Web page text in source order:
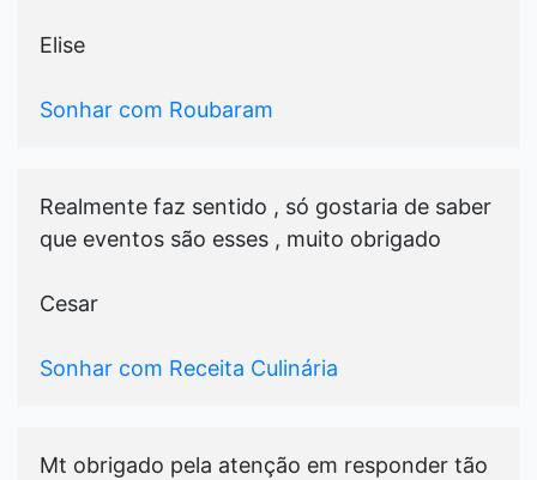
Elise
Sonhar com Roubaram
Realmente faz sentido , só gostaria de saber
que eventos são esses , muito obrigado
Cesar
Sonhar com Receita Culinária
Mt obrigado pela atenção em responder tão